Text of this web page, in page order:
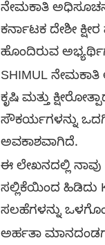
ನೇಮಕಾತಿ
ಕರ್ನಾಟಕ ದೇಶೀ
ಹೊಂದಿರುವ
SHIMUL
ಕೃಷಿ ಮತ್ತು
ಸೌಕರ್ಯಗಳನ್ನು
ಅವಕಾಶವಾಗಿದೆ.
ಈ ಲೇಖನದಲ್ಲಿ ನಾವು
ಸಲ್ಲಿಕೆಯಿಂದ ಹಿಡಿದು
ಸಲಹೆಗಳನ್ನು
ಅರ್ಹತಾ